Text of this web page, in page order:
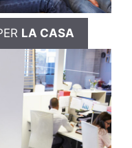
LA CASA